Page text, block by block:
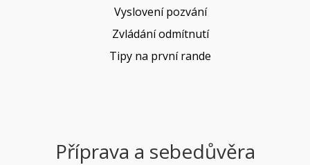
Vyslovení pozvání
Zvládání odmítnutí
Tipy na první rande
Příprava a sebedůvěra